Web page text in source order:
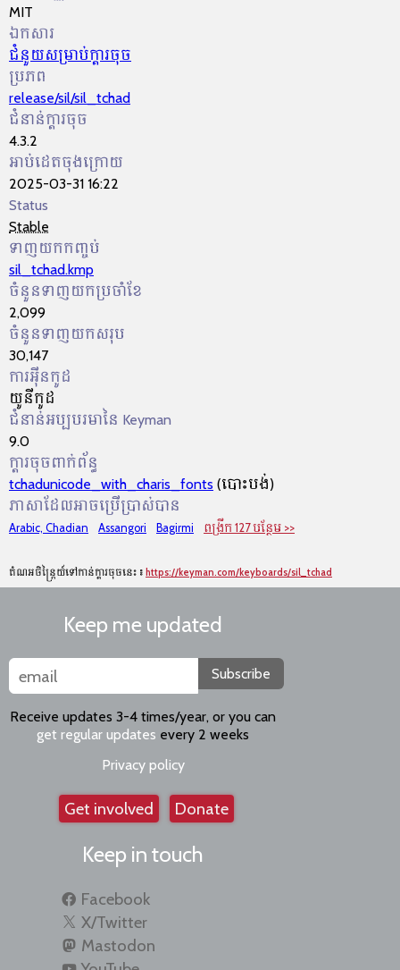
MIT
ឯកសារ
ជំនួយ​សម្រាប់​ក្ដារចុច
ប្រភព
release/sil/sil_tchad
ជំនាន់ក្ដារចុច
4.3.2
អាប់ដេតចុងក្រោយ
2025-03-31 16:22
Status
Stable
ទាញយកកញ្ចប់
sil_tchad.kmp
ចំនួនទាញយកប្រចាំខែ
2,099
ចំនួនទាញយកសរុប
30,147
ការអ៊ីនកូដ
យូនីកូដ
ជំនាន់អប្បបរមានៃ Keyman
9.0
ក្ដារចុចពាក់ព័ន្ធ
tchadunicode_with_charis_fonts (បោះបង់)
ភាសាដែលអាចប្រើប្រាស់បាន
Arabic, Chadian Assangori Bagirmi ពង្រីក 127 បន្ថែម >>
តំណអចិន្ត្រៃយ៍ទៅកាន់ក្ដារចុចនេះ៖ https://keyman.com/keyboards/sil_tchad
Keep me updated
Subscribe
Receive updates 3-4 times/year, or you can
get regular updates every 2 weeks
Privacy policy
Get involved Donate
Keep in touch
Facebook
X/Twitter
Mastodon